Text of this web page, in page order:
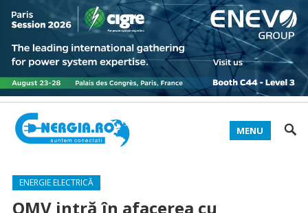
MENU
ENERGIE ELECTRICĂ
OMV intră în afacerea cu